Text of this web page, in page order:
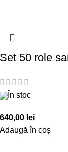
Set 50 role
În stoc
640,00 lei
Adaugă în coș